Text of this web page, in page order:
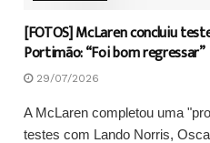
[FOTOS] McLaren concluiu
Portimão: “Foi bom regressar”
29/07/2026
A McLaren completou uma
testes com Lando Norris,